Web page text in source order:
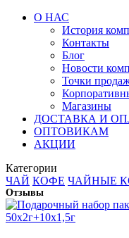
О НАС
История
Контакты
Блог
Новости
Точки
Магазины
ДОСТАВКА И
ОПТОВИКАМ
АКЦИИ
Категории
ЧАЙ КОФЕ ЧАЙНЫЕ
Отзывы